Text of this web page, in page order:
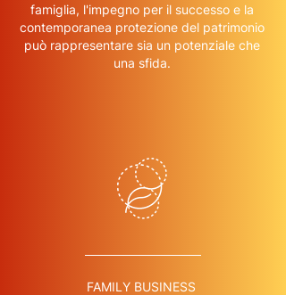
famiglia, l'impegno per il successo e la
contemporanea protezione del patrimonio
può rappresentare sia un potenziale che
una sfida.
FAMILY BUSINESS